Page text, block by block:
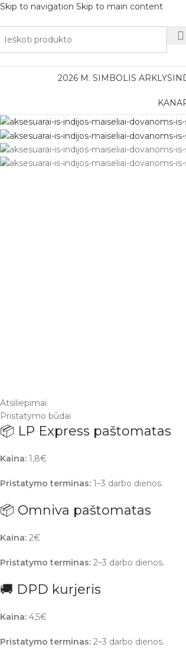
Skip to navigation Skip to main content
2026 M. SIMBOLIS ARKLYS
Atsiliepimai
Pristatymo būdai
📦 LP Express paštomatas
Kaina: 1,8€
Pristatymo terminas: 1–3 darbo dienos.
📦 Omniva paštomatas
Kaina: 2€
Pristatymo terminas: 2–3 darbo dienos.
🚚 DPD kurjeris
Kaina: 4,5€
Pristatymo terminas: 2–3 darbo dienos.